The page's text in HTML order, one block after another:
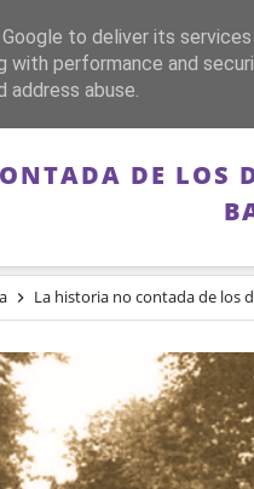
REPÚBLICA
DE LOS
La historia no contada de los
to deliver its
with performance and
abuse.